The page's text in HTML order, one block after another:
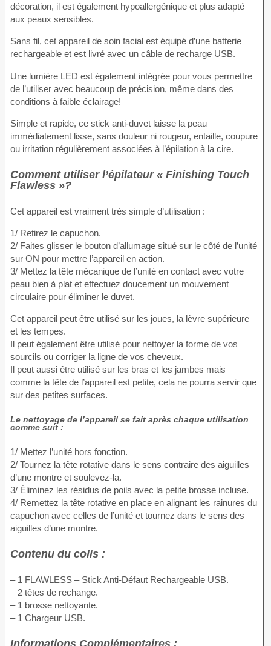
décoration, il est également hypoallergénique et plus adapté
aux peaux sensibles.
Sans fil, cet appareil de soin facial est équipé d’une batterie
rechargeable et est livré avec un câble de recharge USB.
Une lumière LED est également intégrée pour vous permettre
de l’utiliser avec beaucoup de précision, même dans des
conditions à faible éclairage!
Simple et rapide, ce stick anti-duvet laisse la peau
immédiatement lisse, sans douleur ni rougeur, entaille, coupure
ou irritation régulièrement associées à l’épilation à la cire.
Comment utiliser l’épilateur « Finishing Touch
Flawless »?
Cet appareil est vraiment très simple d’utilisation :
1/ Retirez le capuchon.
2/ Faites glisser le bouton d’allumage situé sur le côté de l’unité
sur ON pour mettre l’appareil en action.
3/ Mettez la tête mécanique de l’unité en contact avec votre
peau bien à plat et effectuez doucement un mouvement
circulaire pour éliminer le duvet.
Cet appareil peut être utilisé sur les joues, la lèvre supérieure
et les tempes.
Il peut également être utilisé pour nettoyer la forme de vos
sourcils ou corriger la ligne de vos cheveux.
Il peut aussi être utilisé sur les bras et les jambes mais
comme la tête de l’appareil est petite, cela ne pourra servir que
sur des petites surfaces.
Le nettoyage de l’appareil se fait après chaque utilisation
comme suit :
1/ Mettez l’unité hors fonction.
2/ Tournez la tête rotative dans le sens contraire des aiguilles
d’une montre et soulevez-la.
3/ Éliminez les résidus de poils avec la petite brosse incluse.
4/ Remettez la tête rotative en place en alignant les rainures du
capuchon avec celles de l’unité et tournez dans le sens des
aiguilles d’une montre.
Contenu du colis :
– 1 FLAWLESS – Stick Anti-Défaut Rechargeable USB.
– 2 têtes de rechange.
– 1 brosse nettoyante.
– 1 Chargeur USB.